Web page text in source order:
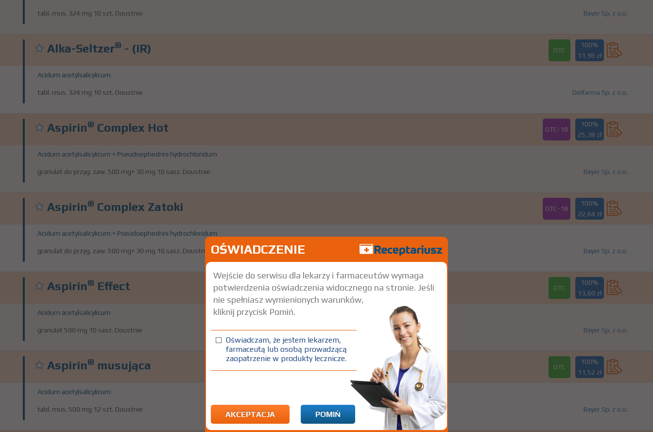
tabl. mus. 324 mg 10 szt. Doustnie Bayer Sp. z o.o.
Alka-Seltzer® - (IR) OTC
100%
11,96 zł
Acidum acetylsalicylicum
tabl. mus. 324 mg 10 szt. Doustnie Delfarma Sp. z o.o.
Aspirin® Complex Hot OTC-18
100%
25,38 zł
Acidum acetylsalicylicum + Pseudoephedrini hydrochloridum
granulat do przyg. zaw. 500 mg+ 30 mg 10 sasz. Doustnie Bayer Sp. z o.o.
Aspirin® Complex Zatoki OTC-18
100%
22,64 zł
Acidum acetylsalicylicum + Pseudoephedrini hydrochloridum
granulat do przyg. zaw. 500 mg+ 30 mg 10 sasz. Doustnie Bayer Sp. z o.o.
Aspirin® Effect OTC
100%
13,60 zł
Acidum acetylsalicylicum
granulat 500 mg 10 sasz. Doustnie Bayer Sp. z o.o.
Aspirin® musująca OTC
100%
11,52 zł
Acidum acetylsalicylicum
tabl. mus. 500 mg 12 szt. Doustnie Bayer Sp. z o.o.
OŚWIADCZENIE
Wejście do serwisu dla lekarzy i farmaceutów wymaga
potwierdzenia oświadczenia widocznego na stronie. Jeśli
nie spełniasz wymienionych warunków,
kliknij przycisk Pomiń.
Oświadczam, że jestem lekarzem,
farmaceutą lub osobą prowadzącą
zaopatrzenie w produkty lecznicze.
AKCEPTACJA POMIŃ